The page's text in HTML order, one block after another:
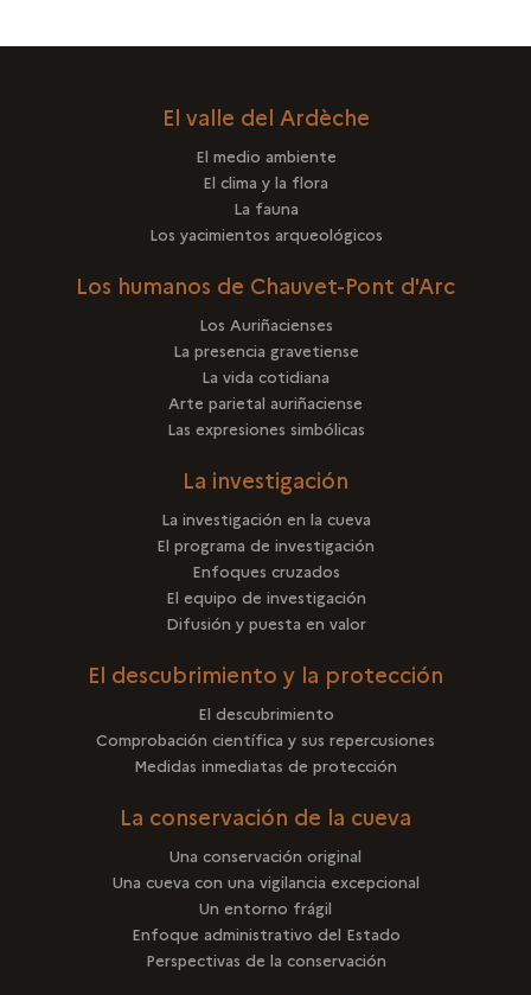
El valle del Ardèche
El medio ambiente
El clima y la flora
La fauna
Los yacimientos arqueológicos
Los humanos de Chauvet-Pont d'Arc
Los Auriñacienses
La presencia gravetiense
La vida cotidiana
Arte parietal auriñaciense
Las expresiones simbólicas
La investigación
La investigación en la cueva
El programa de investigación
Enfoques cruzados
El equipo de investigación
Difusión y puesta en valor
El descubrimiento y la protección
El descubrimiento
Comprobación científica y sus repercusiones
Medidas inmediatas de protección
La conservación de la cueva
Una conservación original
Una cueva con una vigilancia excepcional
Un entorno frágil
Enfoque administrativo del Estado
Perspectivas de la conservación